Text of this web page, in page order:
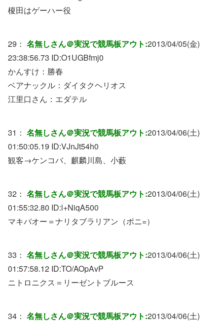
榎田はゲーハー役
29： 名無しさん＠実況で競馬板アウト:2013/04/05(金)
23:38:56.73 ID:O1UGBfmj0
かんすけ：勝春
ベアナックル：ダイタクヘリオス
江里口さん：エダテル
31： 名無しさん＠実況で競馬板アウト:2013/04/06(土)
01:50:05.19 ID:VJnJt54h0
観客→ケンコバ、麒麟川島、小藪
32： 名無しさん＠実況で競馬板アウト:2013/04/06(土)
01:55:32.80 ID:l+NiqA500
マキバオー＝ナリタブラリアン（ポニ=）
33： 名無しさん＠実況で競馬板アウト:2013/04/06(土)
01:57:58.12 ID:TO/AOpAvP
ニトロニクス＝リーゼントブルース
34： 名無しさん＠実況で競馬板アウト:2013/04/06(土)